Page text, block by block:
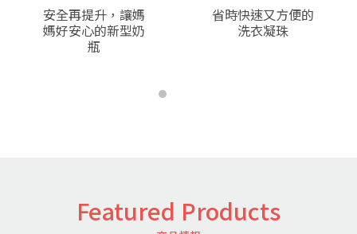
安全再提升，讓媽
媽好安心的新型奶
瓶
省時快速又方便的
洗衣凝珠
Featured Products